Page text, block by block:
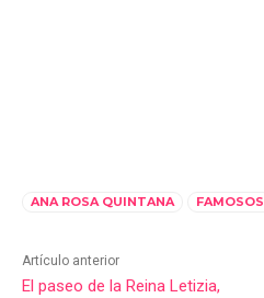
ANA ROSA QUINTANA FAMOSOS
Artículo anterior
El paseo de la Reina Letizia,